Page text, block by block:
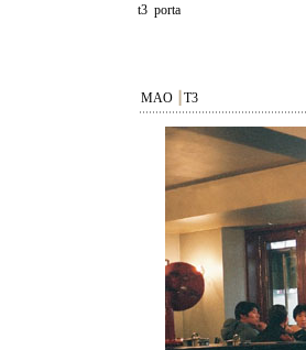
t3 porta
MAO T3